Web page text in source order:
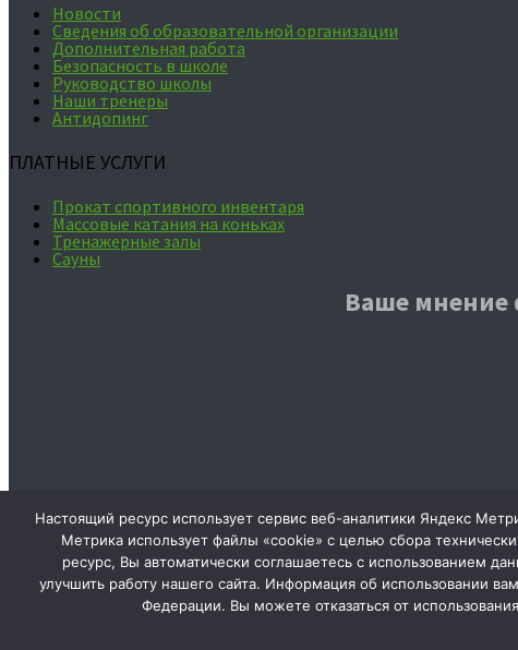
Новости
Сведения об образовательной организации
Дополнительная работа
Безопасность в школе
Руководство школы
Наши тренеры
Антидопинг
ПЛАТНЫЕ УСЛУГИ
Прокат спортивного инвентаря
Массовые катания на коньках
Тренажерные залы
Сауны
Ваше мнение
Настоящий ресурс использует сервис веб-аналитики Яндекс
Метрика использует файлы «cookie» с целью сбора
ресурс, Вы автоматически соглашаетесь с использованием
улучшить работу нашего сайта. Информация об использовании
Федерации. Вы можете отказаться от
Сообщить об опечатке
Текст, который будет отправлен нашим